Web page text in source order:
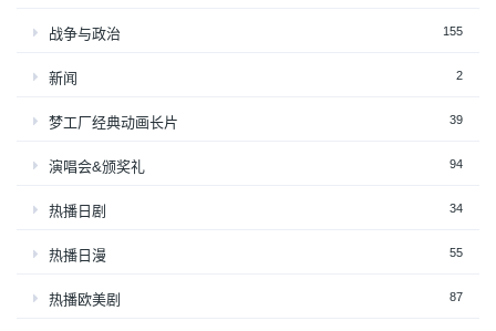
战争与政治 155
新闻 2
梦工厂经典动画长片 39
演唱会&颁奖礼 94
热播日剧 34
热播日漫 55
热播欧美剧 87